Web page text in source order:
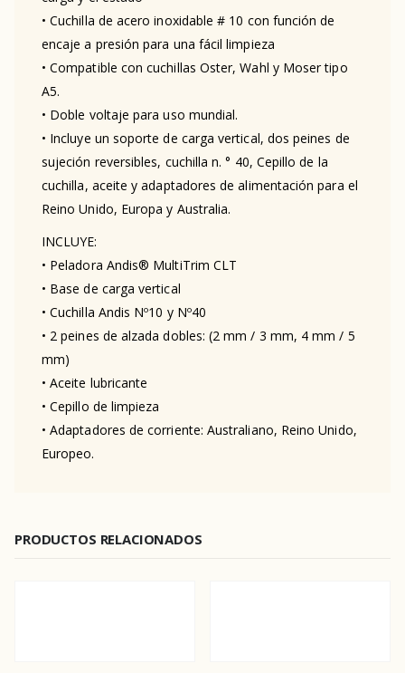
• Cuchilla de acero inoxidable # 10 con función de
encaje a presión para una fácil limpieza
• Compatible con cuchillas Oster, Wahl y Moser tipo
A5.
• Doble voltaje para uso mundial.
• Incluye un soporte de carga vertical, dos peines de
sujeción reversibles, cuchilla n. ° 40, Cepillo de la
cuchilla, aceite y adaptadores de alimentación para el
Reino Unido, Europa y Australia.
INCLUYE:
• Peladora Andis® MultiTrim CLT
• Base de carga vertical
• Cuchilla Andis Nº10 y Nº40
• 2 peines de alzada dobles: (2 mm / 3 mm, 4 mm / 5
mm)
• Aceite lubricante
• Cepillo de limpieza
• Adaptadores de corriente: Australiano, Reino Unido,
Europeo.
PRODUCTOS RELACIONADOS